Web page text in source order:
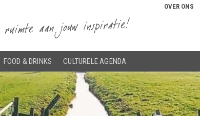
OVER ONS
FOOD & DRINKS CULTURELE AGENDA